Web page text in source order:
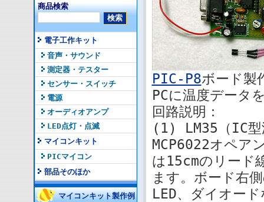
商品検索
電子工作キット
音声・サウンド
測定器・テスター
センサー・スイッチ
電源
オーディオアンプ
LED点灯・点滅
マイコンキット
PICマイコン
部品そのほか
マイコンキット製作例
PIC-P8ボード製
PCに温度データ
回路説明：
(1) LM35（IC型
MCP6022オペア
は15cmのリード
ます。ボード右
LED、ダイオー